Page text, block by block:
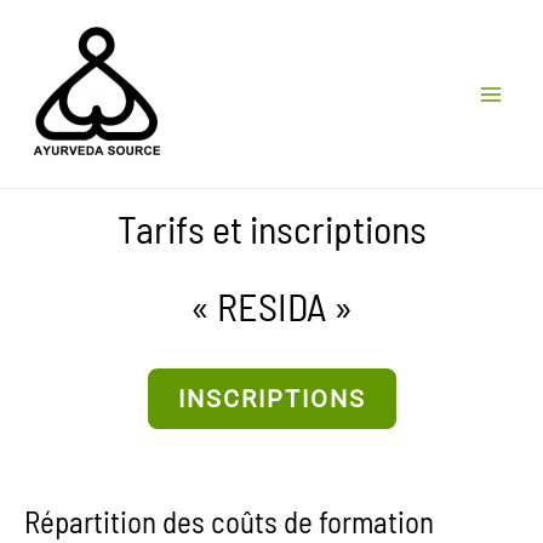
contenu
Tarifs et inscriptions
« RESIDA »
INSCRIPTIONS
Répartition des coûts de formation